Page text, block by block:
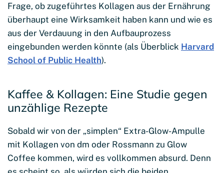
Frage, ob zugeführtes Kollagen aus der Ernährung
überhaupt eine Wirksamkeit haben kann und wie es
aus der Verdauung in den Aufbauprozess
eingebunden werden könnte (als Überblick Harvard
School of Public Health).
Kaffee & Kollagen: Eine Studie gegen
unzählige Rezepte
Sobald wir von der „simplen“ Extra-Glow-Ampulle
mit Kollagen von dm oder Rossmann zu Glow
Coffee kommen, wird es vollkommen absurd. Denn